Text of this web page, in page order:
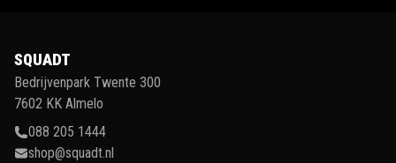
SQUADT
Bedrijvenpark Twente 300
7602 KK Almelo
088 205 1444
shop@squadt.nl